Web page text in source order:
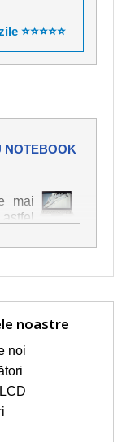
⭐⭐⭐⭐⭐
NOTEBOOK
mai
de
mai
rupt
LCD
noastre
noi